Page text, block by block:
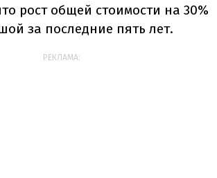
рост общей стоимости на 30%
за последние пять лет.
РЕКЛАМА: